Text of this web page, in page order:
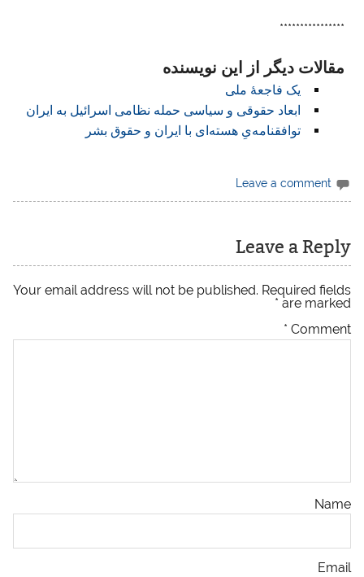
****************
مقالات دیگر از این نویسنده
یک فاجعهٔ ملی
ابعاد حقوقی و سیاسی حمله نظامی اسرائیل به ایران
توافقنامه‌یِ هسته‌ای با ایران و حقوق بشر
Leave a comment
Leave a Reply
Your email address will not be published. Required fields
are marked
*
Comment
*
Name
Email